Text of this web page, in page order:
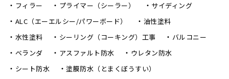
フィラー
プライマー（シーラー）
サイディング
ALC（エーエルシー/パワーボード）
油性塗料
水性塗料
シーリング（コーキング）工事
バルコニー
ベランダ
アスファルト防水
ウレタン防水
シート防水
塗膜防水（とまくぼうすい）